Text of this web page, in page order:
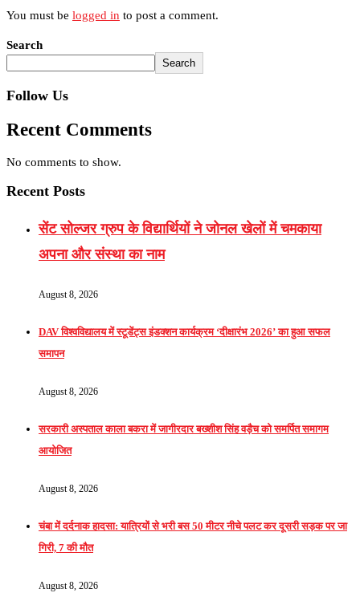
You must be logged in to post a comment.
Search
Search
Follow Us
Recent Comments
No comments to show.
Recent Posts
सेंट सोल्जर ग्रुप के विद्यार्थियों ने जोनल खेलों में चमकाया
अपना और संस्था का नाम
August 8, 2026
DAV विश्वविद्यालय में स्टूडेंट्स इंडक्शन कार्यक्रम ‘दीक्षारंभ 2026’ का हुआ सफल
समापन
August 8, 2026
सरकारी अस्पताल काला बकरा में जागीरदार बख्शीश सिंह वड़ैच को समर्पित समागम
आयोजित
August 8, 2026
चंबा में दर्दनाक हादसा: यात्रियों से भरी बस 50 मीटर नीचे पलट कर दूसरी सड़क पर जा
गिरी, 7 की मौत
August 8, 2026